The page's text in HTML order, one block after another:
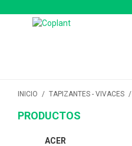
INICIO / TAPIZANTES - VIVACES /
PRODUCTOS
ACER